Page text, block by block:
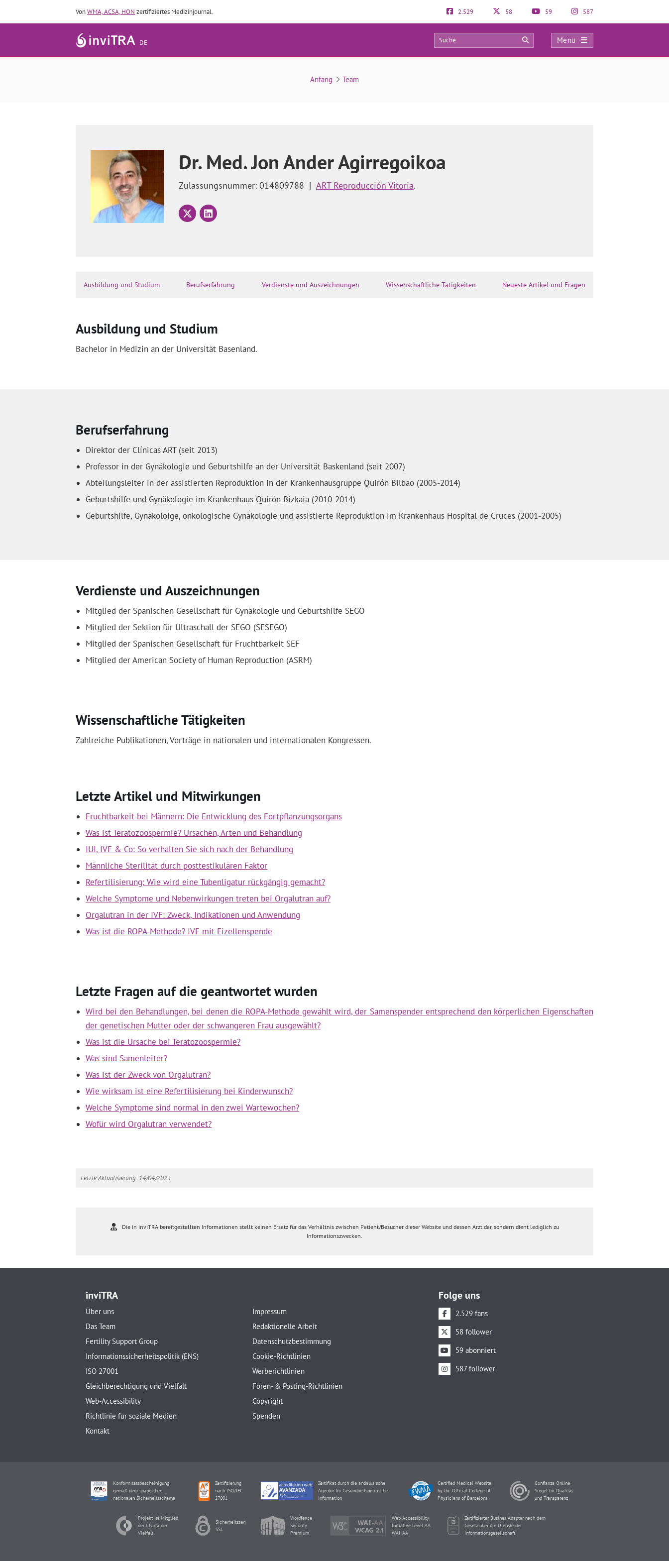
VonWMA, ACSA, HON zertifiziertes Medizinjournal. 2.529 58 59 587
DE
Menü
Welche Symptome und Nebenwirkungen treten bei Orgalutran auf?
12 0
Anfang Team
Dr. Med. Jon Ander Agirregoikoa
Zulassungsnummer: 014809788 | ART Reproducción Vitoria.
Ausbildung und Studium Berufserfahrung Verdienste und Auszeichnungen Wissenschaftliche Tätigkeiten Neueste Artikel und Fragen
Ausbildung und Studium
Bachelor in Medizin an der Universität Basenland.
Berufserfahrung
Direktor der Clínicas ART (seit 2013)
Professor in der Gynäkologie und Geburtshilfe an der Universität Baskenland (seit 2007)
Abteilungsleiter in der assistierten Reproduktion in der Krankenhausgruppe Quirón Bilbao (2005-2014)
Geburtshilfe und Gynäkologie im Krankenhaus Quirón Bizkaia (2010-2014)
Geburtshilfe, Gynäkoloige, onkologische Gynäkologie und assistierte Reproduktion im Krankenhaus Hospital de Cruces (2001-2005)
Verdienste und Auszeichnungen
Mitglied der Spanischen Gesellschaft für Gynäkologie und Geburtshilfe SEGO
Mitglied der Sektion für Ultraschall der SEGO (SESEGO)
Mitglied der Spanischen Gesellschaft für Fruchtbarkeit SEF
Mitglied der American Society of Human Reproduction (ASRM)
Wissenschaftliche Tätigkeiten
Zahlreiche Publikationen, Vorträge in nationalen und internationalen Kongressen.
Letzte Artikel und Mitwirkungen
Fruchtbarkeit bei Männern: Die Entwicklung des Fortpflanzungsorgans
Was ist Teratozoospermie? Ursachen, Arten und Behandlung
IUI, IVF & Co: So verhalten Sie sich nach der Behandlung
Männliche Sterilität durch posttestikulären Faktor
Refertilisierung: Wie wird eine Tubenligatur rückgängig gemacht?
Welche Symptome und Nebenwirkungen treten bei Orgalutran auf?
Orgalutran in der IVF: Zweck, Indikationen und Anwendung
Was ist die ROPA-Methode? IVF mit Eizellenspende
Letzte Fragen auf die geantwortet wurden
Wird bei den Behandlungen, bei denen die ROPA-Methode gewählt wird, der Samenspender entsprechend den körperlichen Eigenschaften
der genetischen Mutter oder der schwangeren Frau ausgewählt?
Was ist die Ursache bei Teratozoospermie?
Was sind Samenleiter?
Was ist der Zweck von Orgalutran?
Wie wirksam ist eine Refertilisierung bei Kinderwunsch?
Welche Symptome sind normal in den zwei Wartewochen?
Wofür wird Orgalutran verwendet?
Letzte Aktualisierung: 14/04/2023
Die in inviTRA bereitgestellten Informationen stellt keinen Ersatz für das Verhältnis zwischen Patient/Besucher dieser Website und dessen Arzt dar, sondern dient lediglich zu
Informationszwecken.
inviTRA
Über uns
Das Team
Fertility Support Group
Informationssicherheitspolitik (ENS)
ISO 27001
Gleichberechtigung und Vielfalt
Web-Accessibility
Richtlinie für soziale Medien
Kontakt
Impressum
Redaktionelle Arbeit
Datenschutzbestimmung
Cookie-Richtlinien
Werberichtlinien
Foren- & Posting-Richtlinien
Copyright
Spenden
Folge uns
2.529 fans
58 follower
59 abonniert
587 follower
Konformitätsbescheinigung
gemäß dem spanischen
nationalen Sicherheitsschema
Zertifizierung
nach ISO/IEC
27001
Zertifikat durch die andalusische
Agentur für Gesundheitspolitische
Information
Certified Medical Website
by the Official College of
Physicians of Barcelona
Confianza Online-
Siegel für Qualität
und Transparenz
Projekt ist Mitglied
der Charta der
Vielfalt
Sicherheitszertifikat
SSL
Wordfence
Security
Premium
Web Accessibility
Initiative Level AA
WAI-AA
Zertifizierter Busines Adapter nach dem
Gesetz über die Dienste der
Informationsgesellschaft